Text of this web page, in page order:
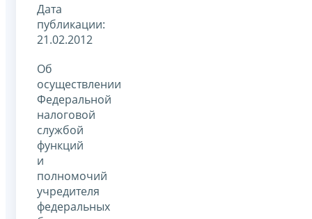
Дата
публикации:
21.02.2012
Об
осуществлении
Федеральной
налоговой
службой
функций
и
полномочий
учредителя
федеральных